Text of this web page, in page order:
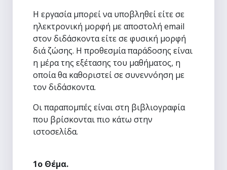
Η εργασία μπορεί να υποβληθεί είτε σε
ηλεκτρονική μορφή με αποστολή email
στον διδάσκοντα είτε σε φυσική μορφή
διά ζώσης. Η προθεσμία παράδοσης είναι
η μέρα της εξέτασης του μαθήματος, η
οποία θα καθοριστεί σε συνεννόηση με
τον διδάσκοντα.
Οι παραπομπές είναι στη βιβλιογραφία
που βρίσκονται πιο κάτω στην
ιστοσελίδα.
1ο Θέμα.